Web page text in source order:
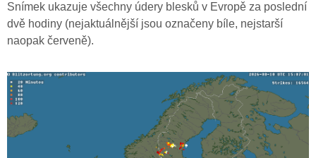
Snímek ukazuje všechny údery blesků v Evropě za poslední
dvě hodiny (nejaktuálnější jsou označeny bíle, nejstarší
naopak červeně).